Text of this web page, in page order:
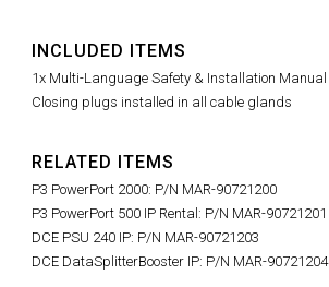
INCLUDED ITEMS
1x Multi-Language Safety & Installation Manual
Closing plugs installed in all cable glands
RELATED ITEMS
P3 PowerPort 2000: P/N MAR-90721200
P3 PowerPort 500 IP Rental: P/N MAR-90721201
DCE PSU 240 IP: P/N MAR-90721203
DCE DataSplitterBooster IP: P/N MAR-90721204